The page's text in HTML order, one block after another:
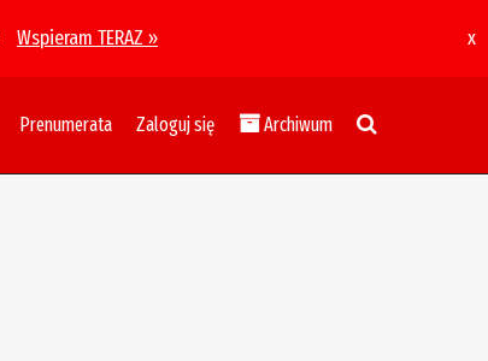
Wspieram TERAZ » x
Prenumerata Zaloguj się Archiwum